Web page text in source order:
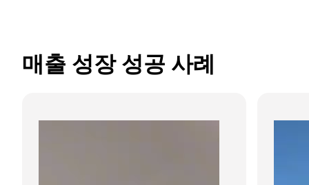
매출 성장 성공 사례